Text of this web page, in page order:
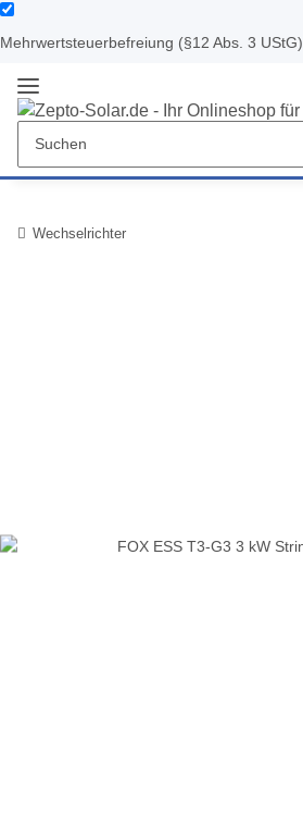
Mehrwertsteuerbefreiung (§12 Abs. 3 UStG)
Wechselrichter